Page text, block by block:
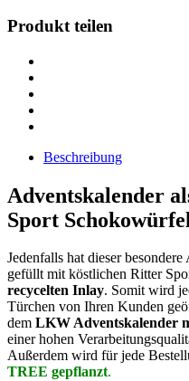
Produkt teilen
Beschreibung
Adventskalender
Sport
Jedenfalls hat dieser
gefüllt mit köstlichen Ritter
recycelten Inlay. Somit wird
Türchen von Ihren Kunden
dem LKW Adventskalender
einer hohen
Außerdem wird für jede
TREE gepflanzt.